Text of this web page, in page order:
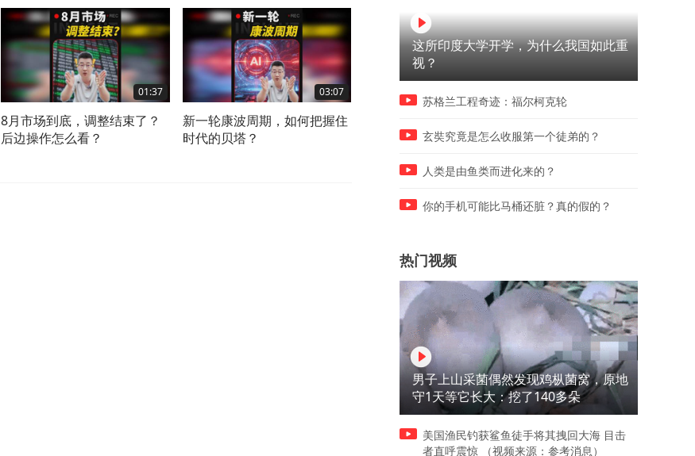
01:37
8月市场到底，调整结束了？
后边操作怎么看？
03:07
新一轮康波周期，如何把握住
时代的贝塔？
道财富流向哪了
这所印度大学开学，为什么我国如此重
视？
苏格兰工程奇迹：福尔柯克轮
玄奘究竟是怎么收服第一个徒弟的？
人类是由鱼类而进化来的？
你的手机可能比马桶还脏？真的假的？
热门视频
男子上山采菌偶然发现鸡枞菌窝，原地
守1天等它长大：挖了140多朵
美国渔民钓获鲨鱼徒手将其拽回大海 目击
者直呼震惊 （视频来源：参考消息）